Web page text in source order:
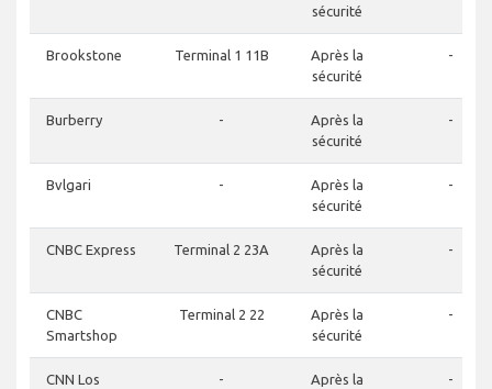
sécurité
Brookstone Terminal 1 11B
Après la
sécurité
-
Burberry -
Après la
sécurité
-
Bvlgari -
Après la
sécurité
-
CNBC Express Terminal 2 23A
Après la
sécurité
-
CNBC
Smartshop
Terminal 2 22
Après la
sécurité
-
CNN Los
-
Après la
-